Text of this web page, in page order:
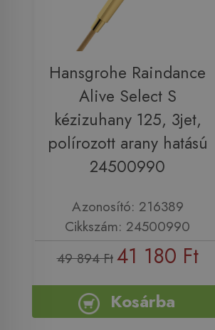
Hansgrohe Raindance
Alive Select S
kézizuhany 125, 3jet,
polírozott arany hatású
24500990
Azonosító: 216389
Cikkszám: 24500990
49 894 Ft 41 180 Ft
Kosárba